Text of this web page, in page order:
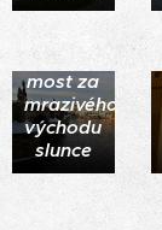
Karlův
most za
mrazivého
východu
slunce